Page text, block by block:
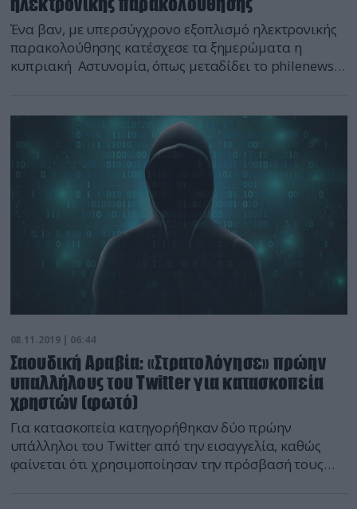
Ένα βαν, με υπερσύγχρονο εξοπλισμό ηλεκτρονικής
παρακολούθησης κατέσχεσε τα ξημερώματα η
κυπριακή Αστυνομία, όπως μεταδίδει το philenews
ο Αρχηγός της Αστυνομίας Κύπρου, Κύπρος
Μιχαηλίδης, είπε πως από τις πρώτες εξετάσεις
διαφάνηκε ότι πιθανόν να υπάρχει εύλογη υπόνοια
για θέματα που σχετίζονται […]
08.11.2019 | 06:44
Σαουδική Αραβία: «Στρατολόγησε» πρώην
υπαλλήλους του Twitter για κατασκοπεία
χρηστών (φωτό)
Για κατασκοπεία κατηγορήθηκαν δύο πρώην
υπάλληλοι του Twitter από την εισαγγελία, καθώς
φαίνεται ότι χρησιμοποίησαν την πρόσβασή τους